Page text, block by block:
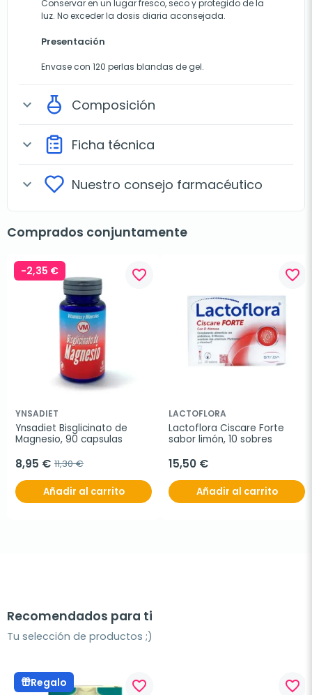
Conservar en un lugar fresco, seco y protegido de la
luz. No exceder la dosis diaria aconsejada.
Presentación
Envase con 120 perlas blandas de gel.
expand_more Composición
expand_more Ficha técnica
expand_more Nuestro consejo farmacéutico
Comprados conjuntamente
-2,35 € favorite_border
YNSADIET
Ynsadiet Bisglicinato de
Magnesio, 90 capsulas
8,95 € 11,30 €
Añadir al carrito
favorite_border
LACTOFLORA
Lactoflora Ciscare Forte
sabor limón, 10 sobres
15,50 €
Añadir al carrito
Recomendados para ti
Tu selección de productos ;)
Regalo favorite_border favorite_border